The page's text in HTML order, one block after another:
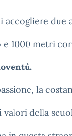
accogliere
1000 metri
la
della